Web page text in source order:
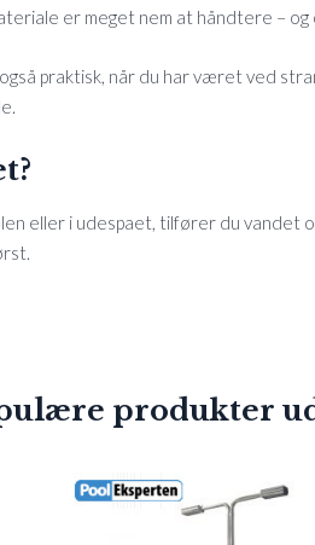
er meget nem at håndtere –
praktisk, når du har været ved
eller i udespaet, tilfører du vandet
produkter